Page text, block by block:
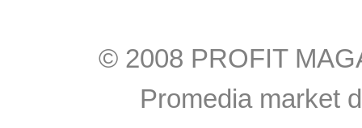
© 2008 PROFIT
Promedia market